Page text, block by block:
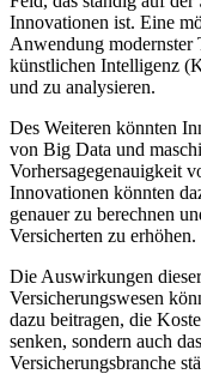
Innovationen ist. Eine
Anwendung modernster
künstlichen Intelligenz
und zu analysieren.
Des Weiteren könnten
von Big Data und
Vorhersagegenauigkeit
Innovationen könnten
genauer zu berechnen
Versicherten zu erhöhen.
Die Auswirkungen
Versicherungswesen
dazu beitragen, die
senken, sondern auch
Versicherungsbranche